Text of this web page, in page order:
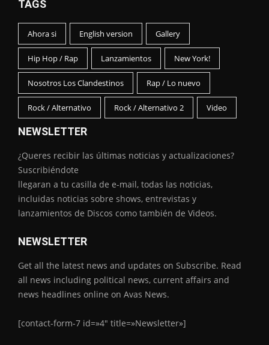
TAGS
Ahora si English version Gallery
Hip Hop / Rap Lanzamientos New York!
Nosotros Los Clandestinos Rap / Lo nuevo
Rock / Alternativo Rock / Alternativo 2 Video
NEWSLETTER
¿Queres recibir las últimas noticias y actualizaciones?
Suscribiéndote
llegaran a tu casilla de e-mail, todas las noticias,
incluidas noticias sobre shows, entrevistas y
lanzamientos de Discos como también de Videos.
NEWSLETTER
Get all the latest news and updates on Subscribe. Read
all news including political news, current affairs and
news headlines online on Avas News.
[contact-form-7 id=»4″ title=»Newsletter»]